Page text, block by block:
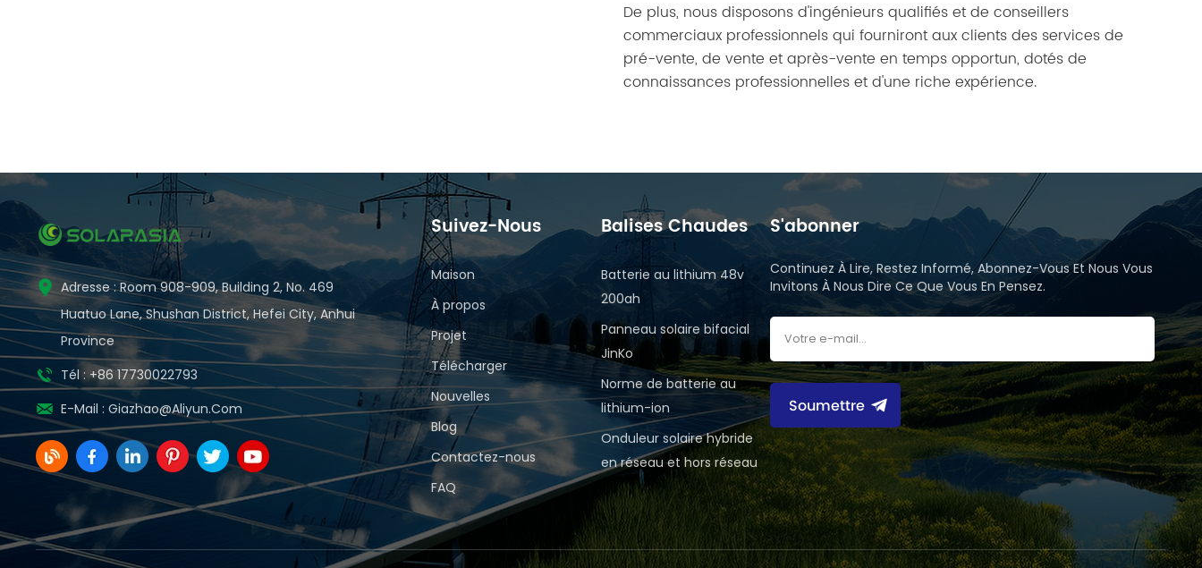
De plus, nous disposons d'ingénieurs qualifiés et de conseillers
commerciaux professionnels qui fourniront aux clients des services de
pré-vente, de vente et après-vente en temps opportun, dotés de
connaissances professionnelles et d'une riche expérience.
Adresse : Room 908-909, Building 2, No. 469
Huatuo Lane, Shushan District, Hefei City, Anhui
Province
Tél : +86 17730022793
E-Mail :Giazhao@aliyun.com
Suivez-Nous
Maison
À propos
Projet
Télécharger
Nouvelles
Blog
Contactez-nous
FAQ
Balises Chaudes
Batterie au lithium 48v
200ah
Panneau solaire bifacial
JinKo
Norme de batterie au
lithium-ion
Onduleur solaire hybride
en réseau et hors réseau
S'abonner
Continuez À Lire, Restez Informé, Abonnez-Vous Et Nous Vous
Invitons À Nous Dire Ce Que Vous En Pensez.
Soumettre